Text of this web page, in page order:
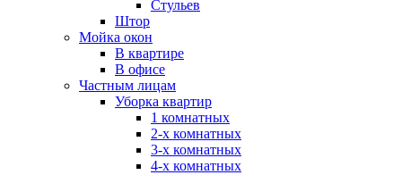
Стульев
Штор
Мойка окон
В квартире
В офисе
Частным лицам
Уборка квартир
1 комнатных
2-х комнатных
3-х комнатных
4-х комнатных